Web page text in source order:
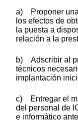
a) Proponer una
los efectos de
la puesta a
relación a la
b) Adscribir al
técnicos
implantación
c) Entregar el
del personal de
e informático